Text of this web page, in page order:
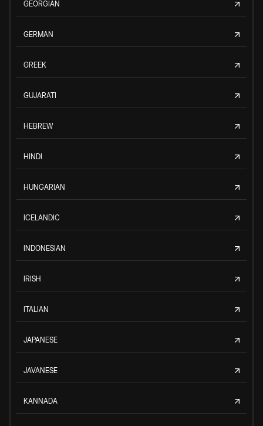
GEORGIAN
GERMAN
GREEK
GUJARATI
HEBREW
HINDI
HUNGARIAN
ICELANDIC
INDONESIAN
IRISH
ITALIAN
JAPANESE
JAVANESE
KANNADA